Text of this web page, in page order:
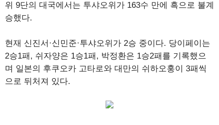
위 9단의 대국에서는 투샤오위가 163수 만에 흑으로 불계
승했다.
현재 신진서·신민준·투샤오위가 2승 중이다. 당이페이는
2승1패, 쉬자양은 1승1패, 박정환은 1승2패를 기록했으
며 일본의 후쿠오카 고타로와 대만의 쉬하오훙이 3패씩
으로 뒤처져 있다.